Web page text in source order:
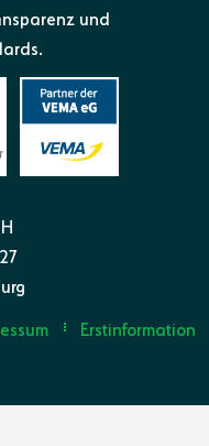
und
Erstinformation